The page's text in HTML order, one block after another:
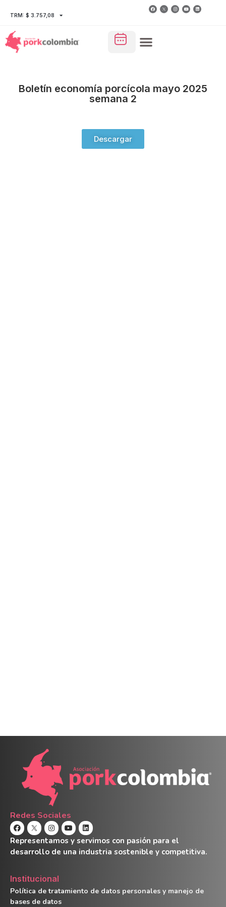
TRM: $ 3.757,08
Boletín economía porcícola mayo 2025
semana 2
Descargar
Redes Sociales
Representamos y servimos con pasión para el
desarrollo de una industria sostenible y competitiva.
Institucional
Política de tratamiento de datos personales y manejo de
bases de datos